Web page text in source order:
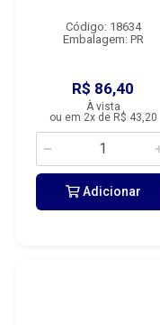
Código: 18634
Embalagem: PR
R$ 86,40
À vista
ou em 2x de R$ 43,20
Adicionar